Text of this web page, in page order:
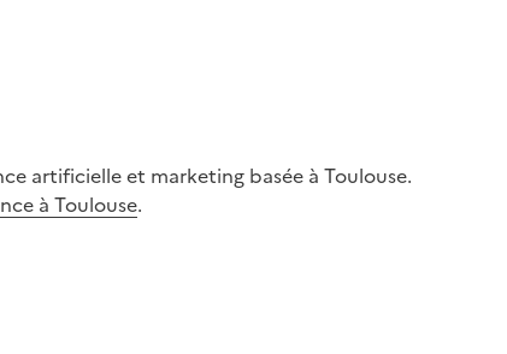
artificielle et marketing basée à Toulouse.
à Toulouse.